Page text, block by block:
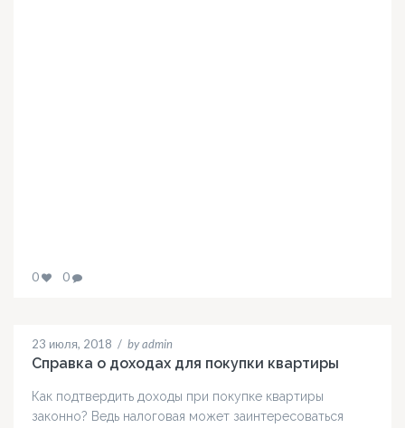
0 0
23 июля, 2018 / by admin
Справка о доходах для покупки квартиры
Как подтвердить доходы при покупке квартиры
законно? Ведь налоговая может заинтересоваться